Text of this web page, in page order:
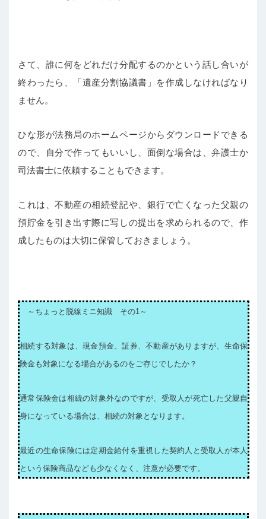
さて、誰に何をどれだけ分配するのかという話し合いが
終わったら、「遺産分割協議書」を作成しなければなり
ません。
ひな形が法務局のホームページからダウンロードできる
ので、自分で作ってもいいし、面倒な場合は、弁護士か
司法書士に依頼することもできます。
これは、不動産の相続登記や、銀行で亡くなった父親の
預貯金を引き出す際に写しの提出を求められるので、作
成したものは大切に保管しておきましょう。
～ちょっと脱線ミニ知識 その1～
相続する対象は、現金預金、証券、不動産がありますが、生命保
険金も対象になる場合があるのをご存じでしたか？
通常保険金は相続の対象外なのですが、受取人が死亡した父親自
身になっている場合は、相続の対象となります。
最近の生命保険には定期金給付を重視した契約人と受取人が本人
という保険商品なども少なくなく、注意が必要です。